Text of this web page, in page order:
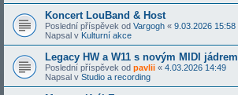
Koncert LouBand & Host
Poslední příspěvek od Vargogh « 9.03.2026 15:58
Napsal v Kulturní akce
Legacy HW a W11 s novým MIDI jádrem
Poslední příspěvek od pavlii « 4.03.2026 14:49
Napsal v Studio a recording